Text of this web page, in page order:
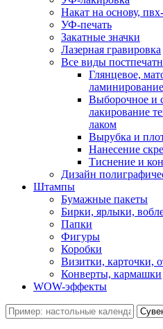
Накат на основу,
УФ-печать
Закатные значки
Лазерная гравировка
Все виды
Глянцевое,
ламинирование
Выборочное и
лакирование
лаком
Вырубка и
Нанесение
Тиснение и
Дизайн
Штампы
Бумажные пакеты
Бирки, ярлыки,
Папки
Фигуры
Коробки
Визитки, карточки,
Конверты, кармашки
WOW-эффекты